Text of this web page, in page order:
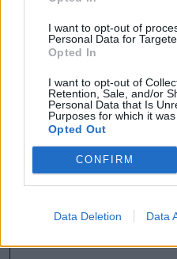
I want to opt-out of
Personal Data for
Opted In
I want to opt-out of
Retention, Sale, and/or
Personal Data that Is
Purposes for which it was
Opted Out
CONFIRM
Data Deletion Data
Ако сакаш да победиш -
10-10-2023
Ако човек каже дека црниот
интелектуалците ќе каже
посочи дека нешто е избор на
асоцира на х...